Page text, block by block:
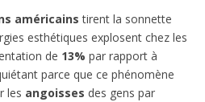
américains tirent la sonnette
esthétiques explosent chez les
de 13% par rapport à
parce que ce phénomène
les angoisses des gens par